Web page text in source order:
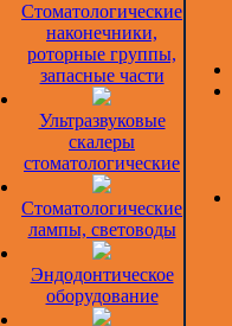
Стоматологические
наконечники,
роторные группы,
запасные части
Ультразвуковые
скалеры
стоматологические
Стоматологические
лампы, световоды
Эндодонтическое
оборудование